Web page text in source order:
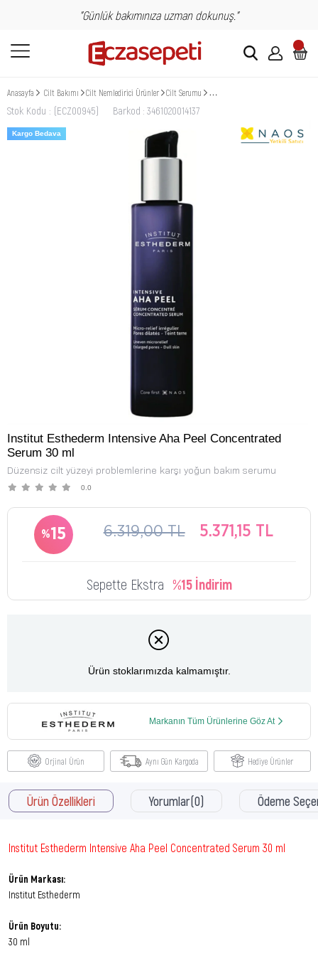
"Günlük bakımınıza uzman dokunuş."
Anasayfa Cilt Bakımı Cilt Nemledirici Ürünler Cilt Serumu Institut Esthederm Intensive Aha
Stok Kodu (ECZ00945) Barkod : 3461020014137
Kargo Bedava
Institut Esthederm Intensive Aha Peel Concentrated
Serum 30 ml
Düzensiz cilt yüzeyi problemlerine karşı yoğun bakım serumu
0.0
15 6.319,00 TL 5.371,15 TL
Sepette Ekstra %15 İndirim
Ürün stoklarımızda kalmamıştır.
Markanın Tüm Ürünlerine Göz At
Orjinal Ürün Aynı Gün Kargoda Hediye Ürünler
Ürün Özellikleri Yorumlar(0) Ödeme
Institut Esthederm Intensive Aha Peel Concentrated Serum 30 ml
Ürün Markası:
Institut Esthederm
Ürün Boyutu:
30 ml